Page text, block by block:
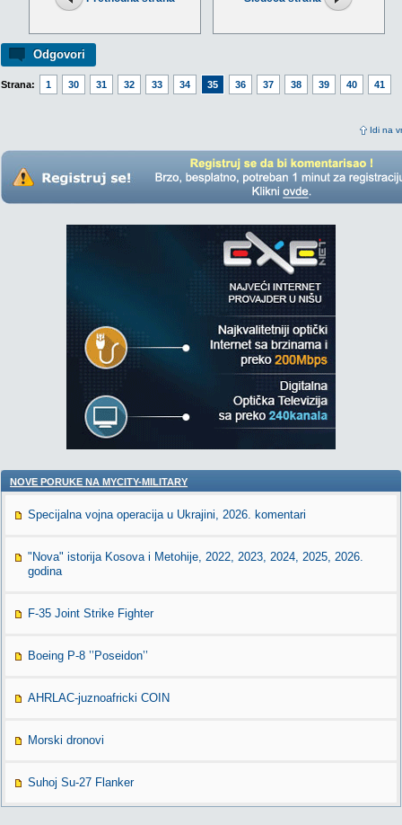
Odgovori
Strana: 1 30 31 32 33 34 35 36 37 38 39 40 41
Idi na
NOVE PORUKE NA MYCITY-MILITARY
Specijalna vojna operacija u Ukrajini, 2026. komentari
"Nova" istorija Kosova i Metohije, 2022, 2023, 2024, 2025, 2026.
godina
F-35 Joint Strike Fighter
Boeing P-8 ’’Poseidon’’
AHRLAC-juznoafricki COIN
Morski dronovi
Suhoj Su-27 Flanker